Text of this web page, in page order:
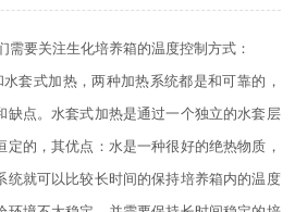
需要关注生化培养箱的温度控制方式：
套式加热，两种加热系统都是和可靠的，
缺点。水套式加热是通过一个独立的水套层
的，其优点：水是一种很好的绝热物质，
统就可以比较长时间的保持培养箱内的温度